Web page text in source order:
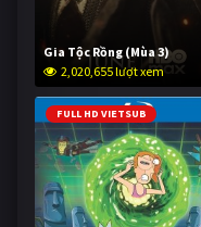
Gia Tộc Rồng (Mùa 3)
2,020,655 lượt xem
FULL HD VIETSUB